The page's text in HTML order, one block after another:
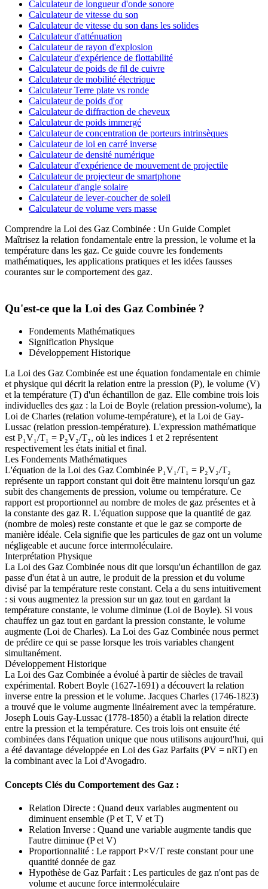
Calculateur de longueur d'onde sonore
Calculateur de vitesse du son
Calculateur de vitesse du son dans les solides
Calculateur d'atténuation
Calculateur de rayon d'explosion
Calculateur d'expérience de flottabilité
Calculateur de poids de fil de cuivre
Calculateur de mobilité électrique
Calculateur Terre plate vs ronde
Calculateur de poids d'or
Calculateur de diffraction de cheveux
Calculateur de poids immergé
Calculateur de concentration de porteurs intrinsèques
Calculateur de loi en carré inverse
Calculateur de densité numérique
Calculateur d'expérience de mouvement de projectile
Calculateur de projecteur de smartphone
Calculateur d'angle solaire
Calculateur de lever-coucher de soleil
Calculateur de volume vers masse
Comprendre la Loi des Gaz Combinée : Un Guide Complet
Maîtrisez la relation fondamentale entre la pression, le volume et la
température dans les gaz. Ce guide couvre les fondements
mathématiques, les applications pratiques et les idées fausses
courantes sur le comportement des gaz.
Qu'est-ce que la Loi des Gaz Combinée ?
Fondements Mathématiques
Signification Physique
Développement Historique
La Loi des Gaz Combinée est une équation fondamentale en chimie
et physique qui décrit la relation entre la pression (P), le volume (V)
et la température (T) d'un échantillon de gaz. Elle combine trois lois
individuelles des gaz : la Loi de Boyle (relation pression-volume), la
Loi de Charles (relation volume-température), et la Loi de Gay-
Lussac (relation pression-température). L'expression mathématique
est P₁V₁/T₁ = P₂V₂/T₂, où les indices 1 et 2 représentent
respectivement les états initial et final.
Les Fondements Mathématiques
L'équation de la Loi des Gaz Combinée P₁V₁/T₁ = P₂V₂/T₂
représente un rapport constant qui doit être maintenu lorsqu'un gaz
subit des changements de pression, volume ou température. Ce
rapport est proportionnel au nombre de moles de gaz présentes et à
la constante des gaz R. L'équation suppose que la quantité de gaz
(nombre de moles) reste constante et que le gaz se comporte de
manière idéale. Cela signifie que les particules de gaz ont un volume
négligeable et aucune force intermoléculaire.
Interprétation Physique
La Loi des Gaz Combinée nous dit que lorsqu'un échantillon de gaz
passe d'un état à un autre, le produit de la pression et du volume
divisé par la température reste constant. Cela a du sens intuitivement
: si vous augmentez la pression sur un gaz tout en gardant la
température constante, le volume diminue (Loi de Boyle). Si vous
chauffez un gaz tout en gardant la pression constante, le volume
augmente (Loi de Charles). La Loi des Gaz Combinée nous permet
de prédire ce qui se passe lorsque les trois variables changent
simultanément.
Développement Historique
La Loi des Gaz Combinée a évolué à partir de siècles de travail
expérimental. Robert Boyle (1627-1691) a découvert la relation
inverse entre la pression et le volume. Jacques Charles (1746-1823)
a trouvé que le volume augmente linéairement avec la température.
Joseph Louis Gay-Lussac (1778-1850) a établi la relation directe
entre la pression et la température. Ces trois lois ont ensuite été
combinées dans l'équation unique que nous utilisons aujourd'hui, qui
a été davantage développée en Loi des Gaz Parfaits (PV = nRT) en
la combinant avec la Loi d'Avogadro.
Concepts Clés du Comportement des Gaz :
Relation Directe : Quand deux variables augmentent ou
diminuent ensemble (P et T, V et T)
Relation Inverse : Quand une variable augmente tandis que
l'autre diminue (P et V)
Proportionnalité : Le rapport P×V/T reste constant pour une
quantité donnée de gaz
Hypothèse de Gaz Parfait : Les particules de gaz n'ont pas de
volume et aucune force intermoléculaire